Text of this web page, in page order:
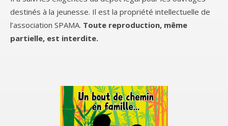
destinés à la jeunesse. Il est la propriété intellectuelle de
l’association SPAMA. Toute reproduction, même
partielle, est interdite.